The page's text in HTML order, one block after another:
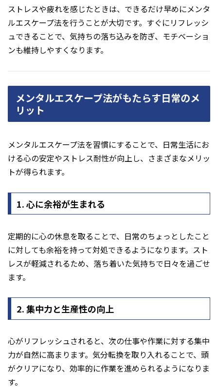
ストレスや疲れを感じたときは、できるだけ早めにメンタ
ルエスケープ法を行うことが大切です。すぐにリフレッシ
ュできることで、気持ちの落ち込みを防ぎ、モチベーショ
ンも維持しやすくなります。
メンタルエスケープ法がもたらす日常のメ
リット
メンタルエスケープ法を習慣にすることで、日常生活にお
ける心の安定やストレス耐性が向上し、さまざまなメリッ
トが得られます。
1. 心に余裕が生まれる
定期的に心の休息を取ることで、日常のちょっとしたこと
に対しても余裕を持って対処できるようになります。スト
レスが軽減されるため、落ち着いた気持ちで日々を過ごせ
ます。
2. 集中力と生産性の向上
心がリフレッシュされると、次の仕事や作業に対する集中
力が自然に高まります。気分転換を取り入れることで、頭
がクリアになり、効率的に作業を進められるようになりま
す。